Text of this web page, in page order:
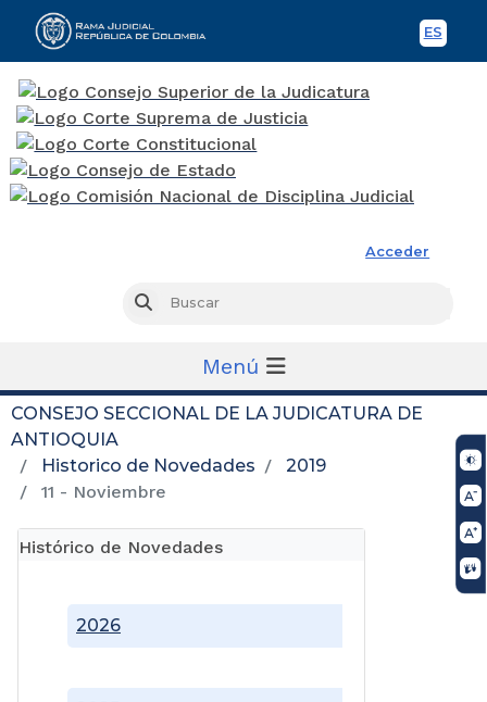
ES
Acceder
Buscar
Menú
CONSEJO SECCIONAL DE LA JUDICATURA DE
ANTIOQUIA
Historico de Novedades
2019
11 - Noviembre
Histórico de Novedades
2026